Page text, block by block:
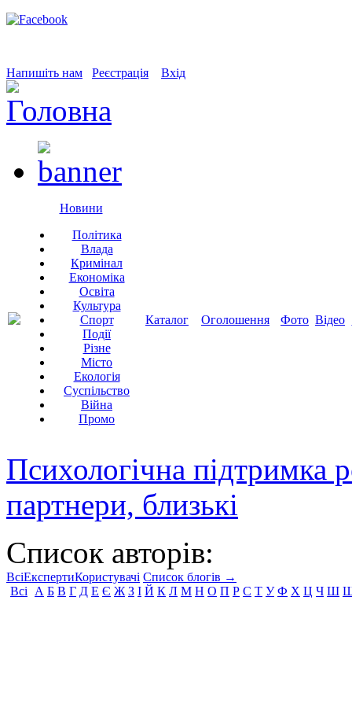
Напишіть нам Реєстрація Вхід
Новини
Політика
Влада
Кримінал
Економіка
Освіта
Культура
Спорт
Події
Різне
Місто
Екологія
Суспільство
Війна
Промо
Каталог Оголошення Фото Відео
Психологічна підтримка
партнери, близькі
Список авторів:
ВсіЕкспертиКористувачі Список блогів →
Всі
А Б В Г Д Е Є Ж З І Й К Л М Н О П Р С Т У Ф Х Ц Ч Ш